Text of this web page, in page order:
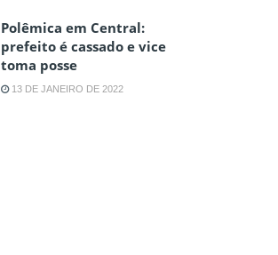
Polêmica em Central:
prefeito é cassado e vice
toma posse
13 DE JANEIRO DE 2022